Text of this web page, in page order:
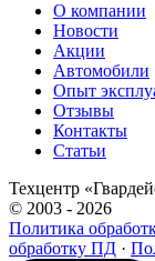
О компании
Новости
Акции
Автомобили
Опыт
Отзывы
Контакты
Статьи
Техцентр
© 2003 - 2026
Политика
обработку ПД ·